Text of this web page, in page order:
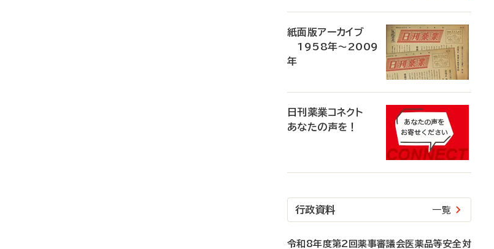
紙面版アーカイブ
1958年～2009
年
日刊薬業コネクト
あなたの声を！
行政資料 一覧
令和8年度第2回薬事審議会医薬品等安全対